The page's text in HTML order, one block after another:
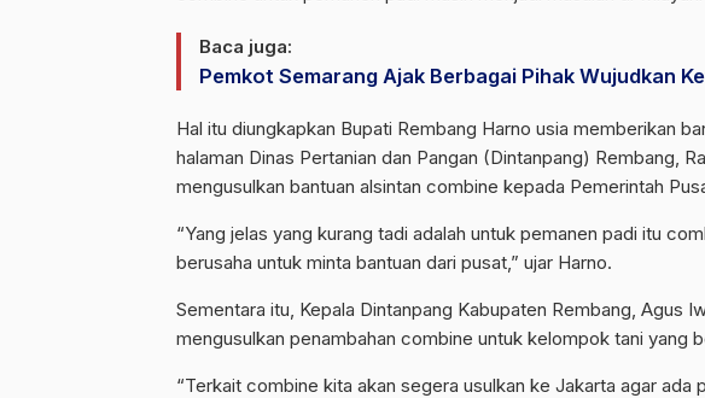
Baca juga:
Pemkot Semarang Ajak Berbagai Pihak Wujudkan
Hal itu diungkapkan Bupati Rembang Harno usia memberikan
halaman Dinas Pertanian dan Pangan (Dintanpang) Rembang,
mengusulkan bantuan alsintan combine kepada Pemerintah
“Yang jelas yang kurang tadi adalah untuk pemanen padi itu
berusaha untuk minta bantuan dari pusat,” ujar Harno.
Sementara itu, Kepala Dintanpang Kabupaten Rembang, Agus
mengusulkan penambahan combine untuk kelompok tani yang
“Terkait combine kita akan segera usulkan ke Jakarta agar ada